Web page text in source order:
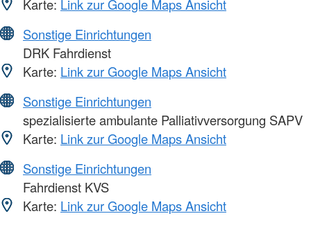
Karte: Link zur Google Maps Ansicht
Sonstige Einrichtungen
DRK Fahrdienst
Karte: Link zur Google Maps Ansicht
Sonstige Einrichtungen
spezialisierte ambulante Palliativversorgung SAPV
Karte: Link zur Google Maps Ansicht
Sonstige Einrichtungen
Fahrdienst KVS
Karte: Link zur Google Maps Ansicht